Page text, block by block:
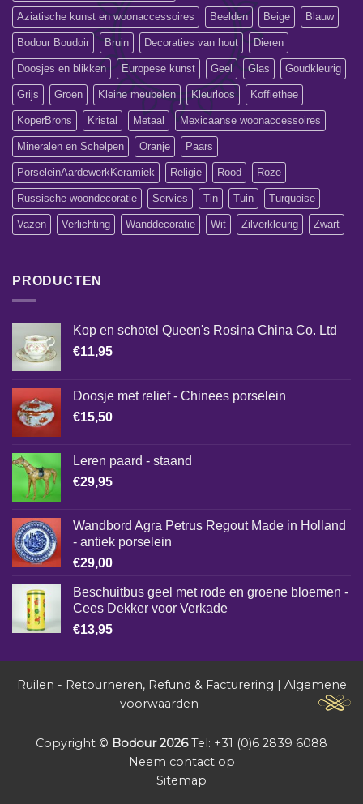
Aziatische kunst en woonaccessoires Beelden Beige Blauw
Bodour Boudoir Bruin Decoraties van hout Dieren
Doosjes en blikken Europese kunst Geel Glas Goudkleurig
Grijs Groen Kleine meubelen Kleurloos Koffiethee
KoperBrons Kristal Metaal Mexicaanse woonaccessoires
Mineralen en Schelpen Oranje Paars
PorseleinAardewerkKeramiek Religie Rood Roze
Russische woondecoratie Servies Tin Tuin Turquoise
Vazen Verlichting Wanddecoratie Wit Zilverkleurig Zwart
PRODUCTEN
Kop en schotel Queen's Rosina China Co. Ltd
€11,95
Doosje met relief - Chinees porselein
€15,50
Leren paard - staand
€29,95
Wandbord Agra Petrus Regout Made in Holland
- antiek porselein
€29,00
Beschuitbus geel met rode en groene bloemen -
Cees Dekker voor Verkade
€13,95
Ruilen - Retourneren, Refund & Facturering | Algemene
voorwaarden
Copyright © Bodour 2026Tel: +31 (0)6 2839 6088
Neem contact op
Sitemap